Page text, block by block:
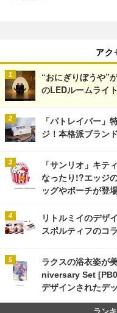
アク
“おにぎりぼうや”
のLEDルームライ
「パトレイバー」
ジ！本格派ブラン
「サンリオ」キテ
なったり!?エッジ
ッグやポーチが登
リトルミイのデザ
スポルティフのコ
ラクスの浴衣姿が
niversary Set
デザインされたデ